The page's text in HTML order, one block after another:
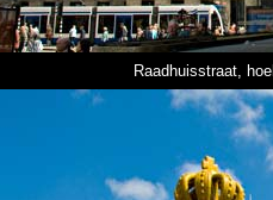
Raadhuisstraat,